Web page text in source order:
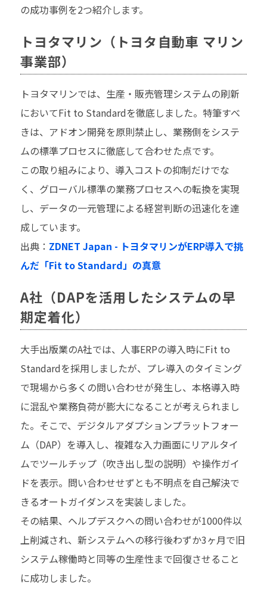
の成功事例を2つ紹介します。
トヨタマリン（トヨタ自動車 マリン
事業部）
トヨタマリンでは、生産・販売管理システムの刷新
においてFit to Standardを徹底しました。特筆すべ
きは、アドオン開発を原則禁止し、業務側をシステ
ムの標準プロセスに徹底して合わせた点です。
この取り組みにより、導入コストの抑制だけでな
く、グローバル標準の業務プロセスへの転換を実現
し、データの一元管理による経営判断の迅速化を達
成しています。
出典： ZDNET Japan - トヨタマリンがERP導入で挑
んだ「Fit to Standard」の真意
A社（DAPを活用したシステムの早
期定着化）
大手出版業のA社では、人事ERPの導入時にFit to
Standardを採用しましたが、プレ導入のタイミング
で現場から多くの問い合わせが発生し、本格導入時
に混乱や業務負荷が膨大になることが考えられまし
た。そこで、デジタルアダプションプラットフォー
ム（DAP）を導入し、複雑な入力画面にリアルタイ
ムでツールチップ（吹き出し型の説明）や操作ガイ
ドを表示。問い合わせせずとも不明点を自己解決で
きるオートガイダンスを実装しました。
その結果、ヘルプデスクへの問い合わせが1000件以
上削減され、新システムへの移行後わずか3ヶ月で旧
システム稼働時と同等の生産性まで回復させること
に成功しました。